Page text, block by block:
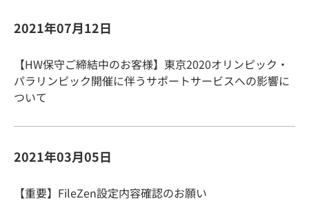
2021年07月12日
【HW保守ご締結中のお客様】東京2020オリンピック・
パラリンピック開催に伴うサポートサービスへの影響に
ついて
2021年03月05日
【重要】FileZen設定内容確認のお願い